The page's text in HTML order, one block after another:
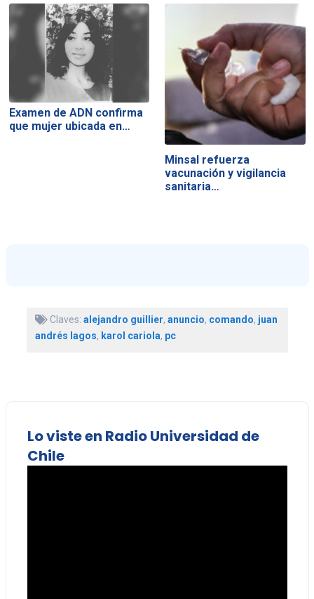
Examen de ADN confirma
que mujer ubicada en…
Minsal refuerza
vacunación y vigilancia
sanitaria…
Claves: alejandro guillier, anuncio, comando, juan
andrés lagos, karol cariola, pc
Lo viste en Radio Universidad de
Chile